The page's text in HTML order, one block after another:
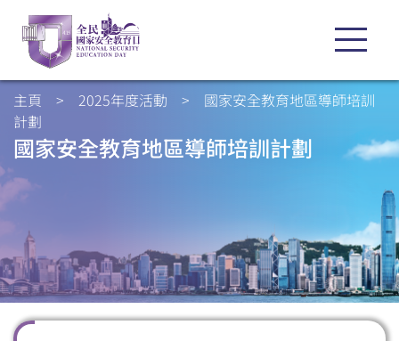
主頁 > 2025年度活動 > 國家安全教育地區導師培訓
計劃
國家安全教育地區導師培訓計劃